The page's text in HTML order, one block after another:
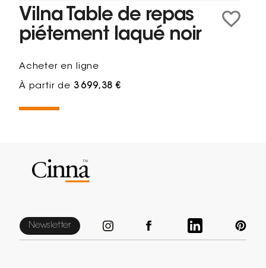
Vilna Table de repas
piétement laqué noir
Acheter en ligne
À partir de 3 699,38 €
Newsletter